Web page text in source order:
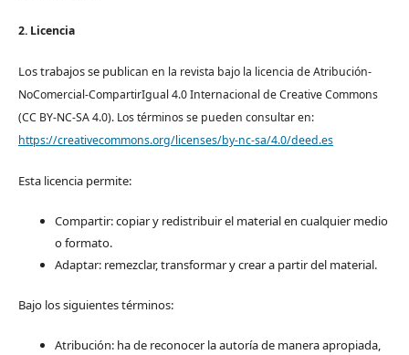
2. Licencia
Los trabajos se publican en la revista bajo la licencia de Atribución-
NoComercial-CompartirIgual 4.0 Internacional de Creative Commons
(CC BY-NC-SA 4.0). Los términos se pueden consultar en:
https://creativecommons.org/licenses/by-nc-sa/4.0/deed.es
Esta licencia permite:
Compartir: copiar y redistribuir el material en cualquier medio
o formato.
Adaptar: remezclar, transformar y crear a partir del material.
Bajo los siguientes términos:
Atribución: ha de reconocer la autoría de manera apropiada,